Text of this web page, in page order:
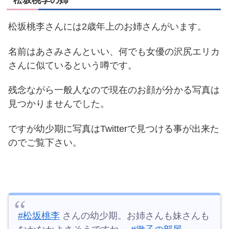
松坂桃李さんには2歳年上のお姉さんがいます。
名前はあさみさんといい、何でも女優の沢尻エリカ
さんに似ているという噂です。
残念ながら一般人なので現在のお顔が分かる写真は
見つかりませんでした。
ですが幼少期に写真はTwitterで見つける事が出来た
のでご覧下さい。
#松坂桃李 さんの幼少期。お姉さんも妹さんも